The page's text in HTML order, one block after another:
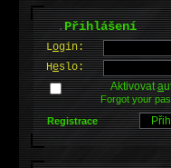
.Přihlášení
Login:
Heslo:
Aktivovata
Forgot your
Registrace